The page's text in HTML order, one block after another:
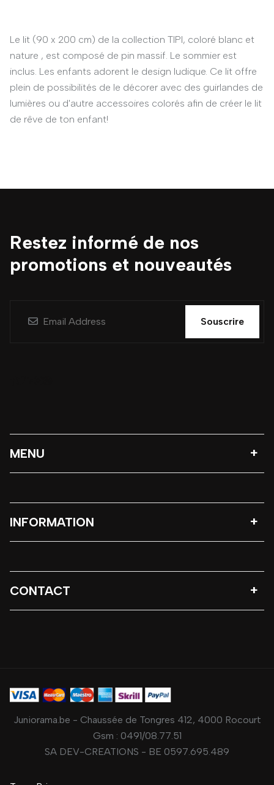
Le lit (90 x 200 cm) de la collection TIPI, coloré blanc et
nature , est composé de pin massif. Le sommier est
inclus. Les enfants adorent le design ludique. Ce lit offre
plein de possibilités de le décorer avec des guirlandes de
lumières ou d'autre accessoires colorés afin de créer le lit
de rêve de ton enfant!
Restez informé de nos
promotions et nouveautés
Souscrire
MENU
INFORMATION
CONTACT
Juniorama.be - Chaussée de Tongres 412, 4000 Rocourt
Gsm : 0491/08.77.51
SA DEV-CREATIONS - BE 0597.695.489